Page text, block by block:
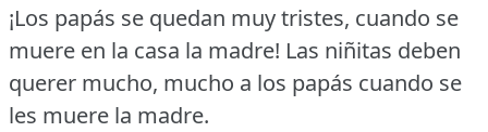
¡Los papás se quedan muy tristes, cuando se
muere en la casa la madre! Las niñitas deben
querer mucho, mucho a los papás cuando se
les muere la madre.